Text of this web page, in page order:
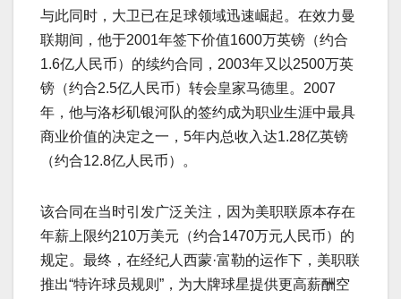
与此同时，大卫已在足球领域迅速崛起。在效力曼
联期间，他于2001年签下价值1600万英镑（约合
1.6亿人民币）的续约合同，2003年又以2500万英
镑（约合2.5亿人民币）转会皇家马德里。2007
年，他与洛杉矶银河队的签约成为职业生涯中最具
商业价值的决定之一，5年内总收入达1.28亿英镑
（约合12.8亿人民币）。
该合同在当时引发广泛关注，因为美职联原本存在
年薪上限约210万美元（约合1470万元人民币）的
规定。最终，在经纪人西蒙·富勒的运作下，美职联
推出“特许球员规则”，为大牌球星提供更高薪酬空